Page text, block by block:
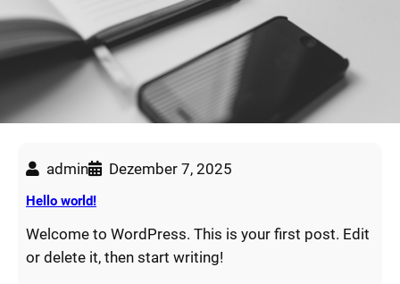
admin Dezember 7, 2025
Hello world!
Welcome to WordPress. This is your first post. Edit
or delete it, then start writing!